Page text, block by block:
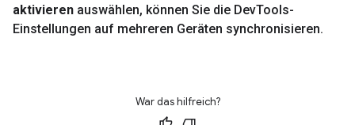
aktivieren auswählen, können Sie die DevTools-
Einstellungen auf mehreren Geräten synchronisieren.
War das hilfreich?